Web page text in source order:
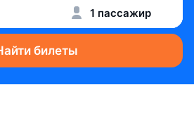
1 пассажир
билеты